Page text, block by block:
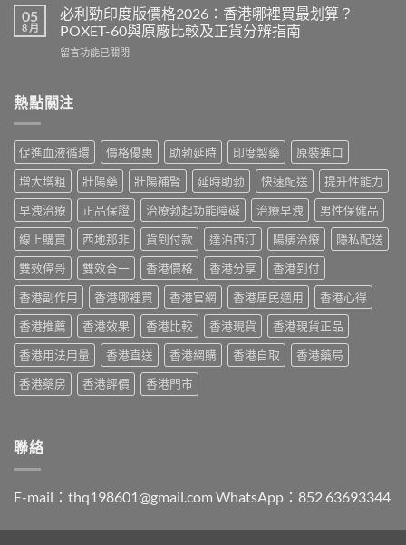
效
果、
法
港
指
南〉
中
印
度
效
效
作
用
與
香
港
購
買
指
南〉
中
而
鋼
香
港
2026
略：
印
度
版
Viagra
售
價
比
較、
正
貨
分
辨
與
購
買
指
05
8 月
必利勁印度版價格2026：香港哪裡買最划算？
POXET-60與原廠比較及正貨分辨指南
在
勁
印
版
價
格
2026：
香
港
哪
裡
買
最
划
算？
POXET-
60
與
原
廠
辨
南〉
留言功能已關閉
熱點關注
促進血液循環 價格優惠 助勃延時 印度製藥
原裝進口
增大增粗
壯陽藥 壯陽補腎 延時助勃 快速配送
提升性能力
早洩治療
正品保證 治療勃起功能障礙 治療早洩
男性保健品
線上購買
西地那非 貨到付款 達泊西汀 陽痿治療
隱私配送
雙效偉哥
雙效合一 香港價格 香港分享
香港到付
香港副作用
香港哪裡買 香港官網 香港居民適用
香港心得
香港推薦
香港效果 香港比較 香港現貨
香港現貨正品
香港用法用量
香港直送 香港網購 香港自取
香港藥局
香港藥房
香港評價 香港門市
聯絡
E-mail： thq198601@gmail.com WhatsApp：852 63693344